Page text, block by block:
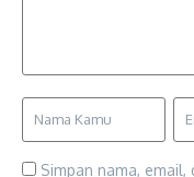
Simpan nama,